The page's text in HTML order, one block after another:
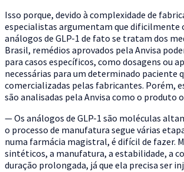
Isso porque, devido à complexidade de
especialistas argumentam que dificilmente
análogos de GLP-1 de fato se tratam dos
Brasil, remédios aprovados pela Anvisa
para casos específicos, como dosagens ou
necessárias para um determinado paciente
comercializadas pelas fabricantes. Porém,
são analisadas pela Anvisa como o produto
— Os análogos de GLP-1 são moléculas
o processo de manufatura segue várias
numa farmácia magistral, é difícil de fazer.
sintéticos, a manufatura, a estabilidade, a
duração prolongada, já que ela precisa ser